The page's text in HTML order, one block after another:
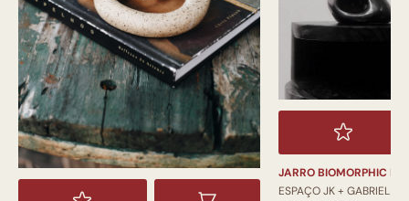
JARRO BIOMORPHIC
ESPAÇO JK + GABRIEL